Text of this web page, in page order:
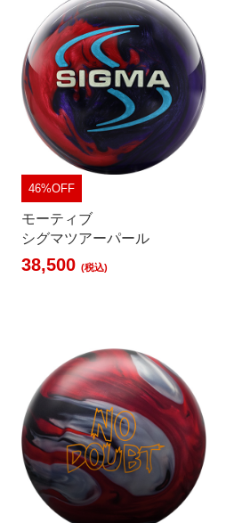
46%OFF
モーティブ
シグマツアーパール
38,500 (税込)